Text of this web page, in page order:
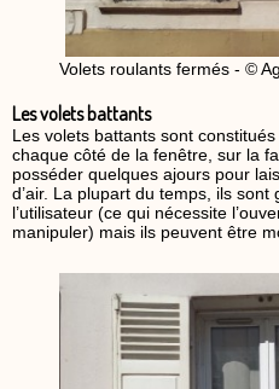
Volets roulants fermés - ©
Les volets battants
Les volets battants sont
chaque côté de la fenêtre, sur la
posséder quelques ajours pour
d’air. La plupart du temps, ils
l’utilisateur (ce qui nécessite
manipuler) mais ils peuvent être